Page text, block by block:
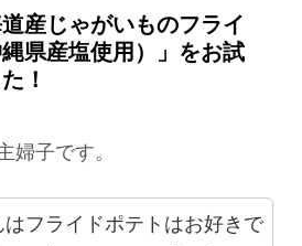
産じゃがいものフライ
縄県産塩使用）」をお試
！
婦子です。
はフライドポテトはお好きで